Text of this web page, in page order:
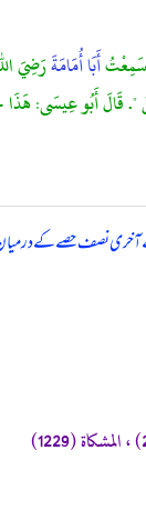
سَمِعْتُأَبَا أُمَامَةَرَضِيَ
". قَالَ أَبُو عِيسَى:
حصے کے درمیان میں